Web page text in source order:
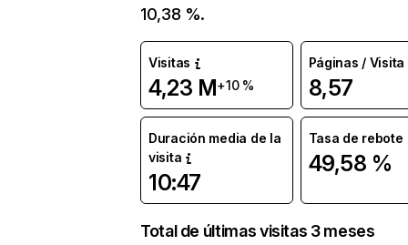
10,38 %.
Visitas
4,23 M+10 %
Páginas / Visita
8,57
Duración media de la
visita
10:47
Tasa de rebote
49,58 %
Total de últimas visitas 3 meses